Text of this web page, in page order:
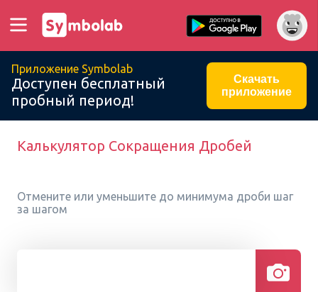
Приложение Symbolab
Доступен бесплатный
пробный период!
Скачать
приложение
Калькулятор Сокращения Дробей
Отмените или уменьшите до минимума дроби шаг
за шагом